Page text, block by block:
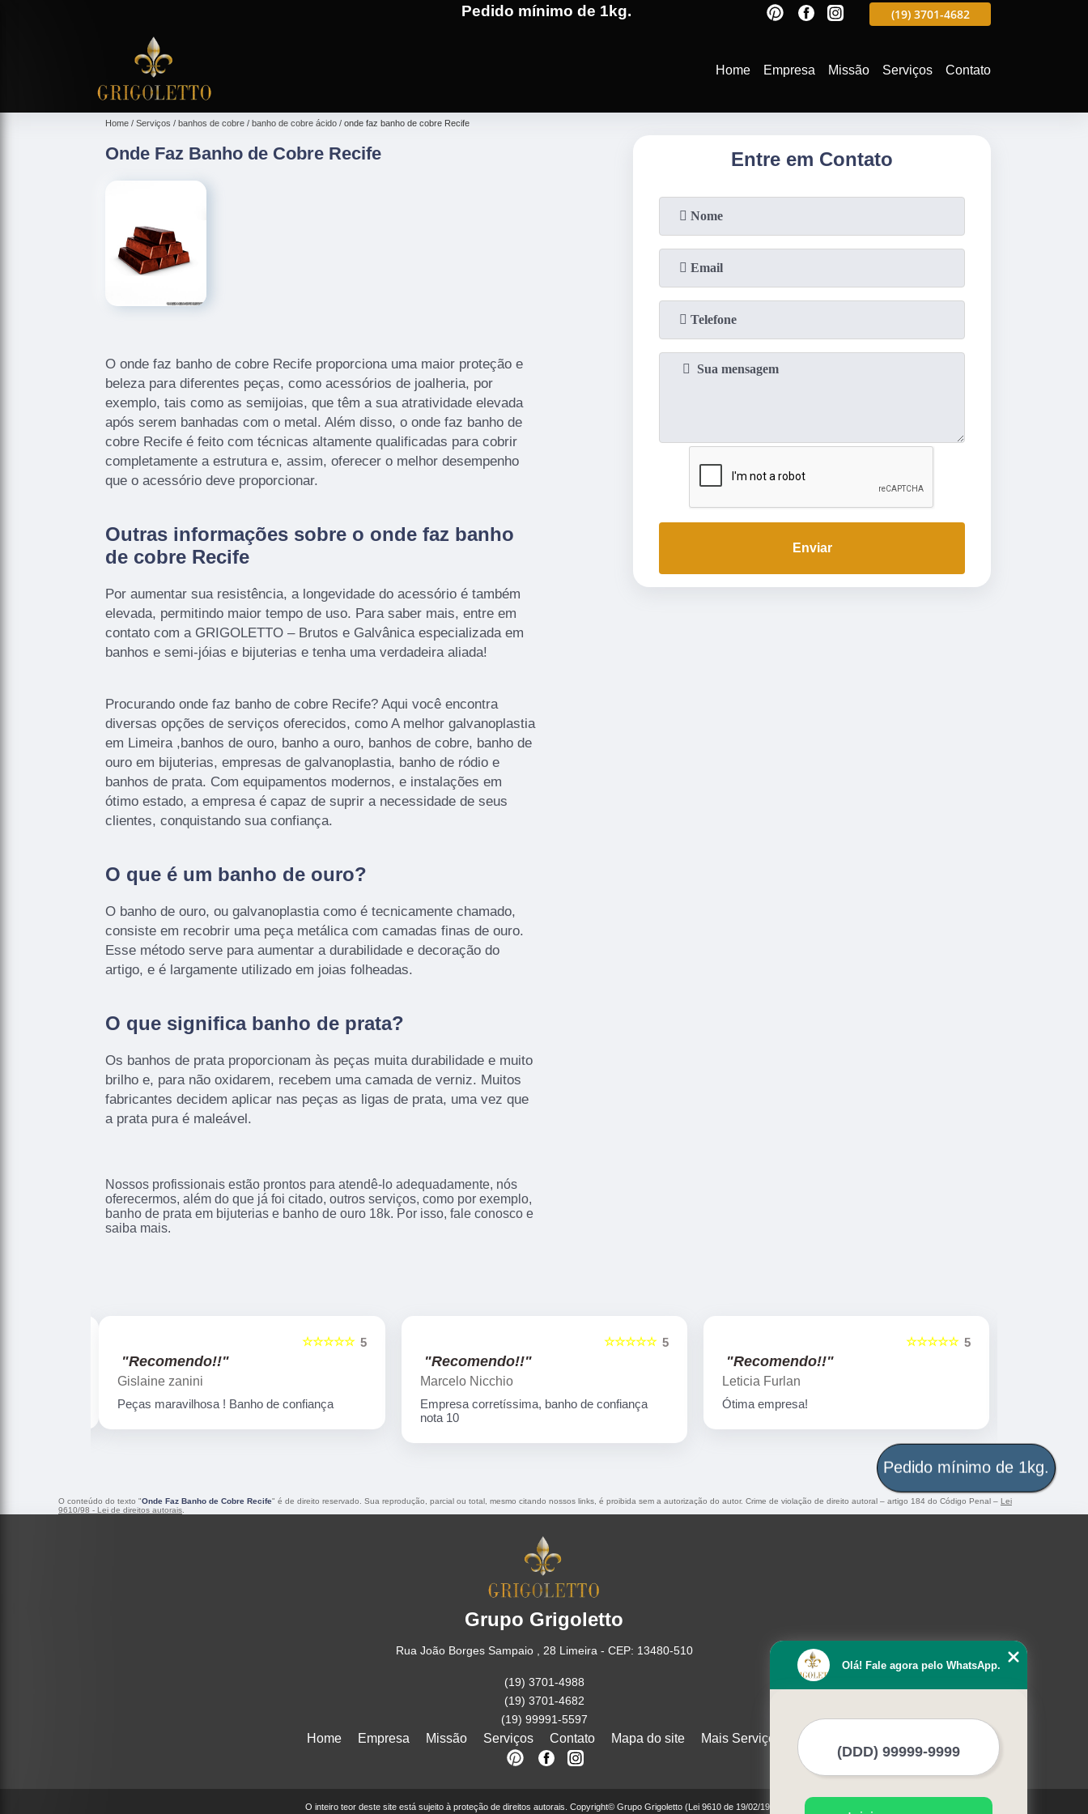
Pedido mínimo de 1kg.
(19)3701-4682 (19) 3701-4988 (19)3701-4682
Home Empresa Missão Serviços Contato
Home Serviços banhos de cobre banho de cobre ácido onde faz banho de cobre Recife
Onde Faz Banho de Cobre Recife
O onde faz banho de cobre Recife proporciona uma maior proteção e
beleza para diferentes peças, como acessórios de joalheria, por
exemplo, tais como as semijoias, que têm a sua atratividade elevada
após serem banhadas com o metal. Além disso, o onde faz banho de
cobre Recife é feito com técnicas altamente qualificadas para cobrir
completamente a estrutura e, assim, oferecer o melhor desempenho
que o acessório deve proporcionar.
Outras informações sobre o onde faz banho
de cobre Recife
Por aumentar sua resistência, a longevidade do acessório é também
elevada, permitindo maior tempo de uso. Para saber mais, entre em
contato com a GRIGOLETTO – Brutos e Galvânica especializada em
banhos e semi-jóias e bijuterias e tenha uma verdadeira aliada!
Procurando onde faz banho de cobre Recife? Aqui você encontra
diversas opções de serviços oferecidos, como A melhor galvanoplastia
em Limeira ,banhos de ouro, banho a ouro, banhos de cobre, banho de
ouro em bijuterias, empresas de galvanoplastia, banho de ródio e
banhos de prata. Com equipamentos modernos, e instalações em
ótimo estado, a empresa é capaz de suprir a necessidade de seus
clientes, conquistando sua confiança.
O que é um banho de ouro?
O banho de ouro, ou galvanoplastia como é tecnicamente chamado,
consiste em recobrir uma peça metálica com camadas finas de ouro.
Esse método serve para aumentar a durabilidade e decoração do
artigo, e é largamente utilizado em joias folheadas.
O que significa banho de prata?
Os banhos de prata proporcionam às peças muita durabilidade e muito
brilho e, para não oxidarem, recebem uma camada de verniz. Muitos
fabricantes decidem aplicar nas peças as ligas de prata, uma vez que
a prata pura é maleável.
Nossos profissionais estão prontos para atendê-lo adequadamente, nós
oferecermos, além do que já foi citado, outros serviços, como por exemplo,
banho de prata em bijuterias e banho de ouro 18k. Por isso, fale conosco e
saiba mais.
Entre em Contato
Enviar
5
☆☆☆☆☆
"Recomendo!!"
Gislaine zanini
Peças maravilhosa ! Banho de confiança
5
☆☆☆☆☆
"Recomendo!!"
Marcelo Nicchio
Empresa corretíssima, banho de confiança
nota 10
5
☆☆☆☆☆
"Recomendo!!"
Leticia Furlan
Ótima empresa!
O conteúdo do texto "Onde Faz Banho de Cobre Recife" é de direito reservado. Sua reprodução, parcial ou total, mesmo citando nossos links, é proibida sem a autorização do autor. Crime de violação de direito autoral – artigo 184 do Código Penal – Lei
9610/98 - Lei de direitos autorais
Grupo Grigoletto
Rua João Borges Sampaio , 28 Limeira - CEP: 13480-510
(19) 3701-4988
(19) 3701-4682
(19) 99991-5597
Home Empresa Missão Serviços Contato Mapa do site Mais Serviços
O inteiro teor deste site está sujeito à proteção de direitos autorais. Copyright© Grupo Grigoletto (Lei 9610 de 19/02/1998)
Olá! Fale agora pelo WhatsApp.
Pedido mínimo de 1kg.